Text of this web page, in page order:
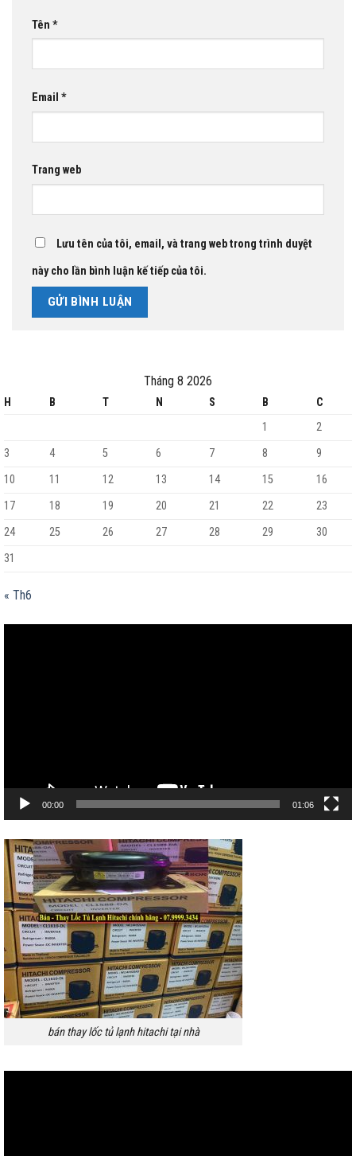
Tên *
Email *
Trang web
Lưu tên của tôi, email, và trang web trong trình duyệt
này cho lần bình luận kế tiếp của tôi.
Tháng 8 2026
H B T N S B
C
1
2
3
4 5 6 7 8
9
10
11 12 13 14 15
16
17
18 19 20 21 22
23
24
25 26 27 28 29
30
31
« Th6
00:00 01:06
bán thay lốc tủ lạnh hitachi tại nhà